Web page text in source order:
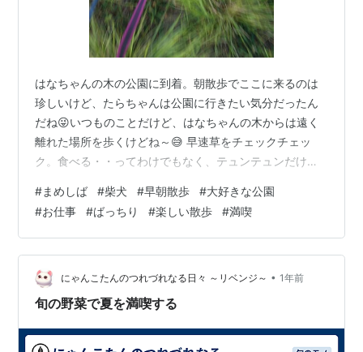
はなちゃんの木の公園に到着。朝散歩でここに来るのは
珍しいけど、たらちゃんは公園に行きたい気分だったん
だね😜いつものことだけど、はなちゃんの木からは遠く
離れた場所を歩くけどね～😅 早速草をチェックチェッ
ク。食べる・・ってわけでもなく、テュンテュンだけ。
来るぞ～と袋を取り出して準備万端！ 来た～！！待って
ました！💩 素敵な💩。お見事でした。いい💩。さ、これ
で一安心してお散歩に集中できるね。 更にプチケリケリ
まで見せてくれるなんて、サービス💯満点のたらちゃ
ん。朝からいいもの見せてもらったよ😘この後しばらく
公園内をくるーっと歩いて、早朝散歩を大好きな公…
#まめしば #柴犬 #早朝散歩 #大好きな公園
#お仕事 #ばっちり #楽しい散歩 #満喫
にゃんこたんのつれづれなる日々 ～リベンジ～ • 1年前
旬の野菜で夏を満喫する